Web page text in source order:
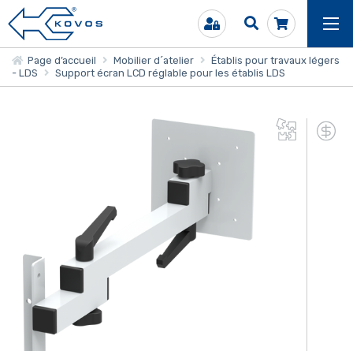
Page d’accueil Mobilier d´atelier
Établis pour travaux légers
- LDS
Support écran LCD réglable pour les établis LDS